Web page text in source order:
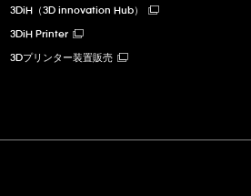
3DiH（3D innovation Hub）
3DiH Printer
3Dプリンター装置販売